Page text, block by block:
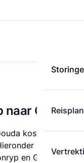
naar Gouda
kost € 33,37
staan alle
en Gouda.